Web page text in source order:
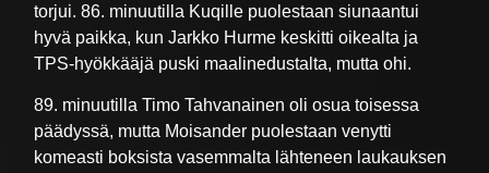
torjui. 86. minuutilla Kuqille puolestaan siunaantui
hyvä paikka, kun Jarkko Hurme keskitti oikealta ja
TPS-hyökkääjä puski maalinedustalta, mutta ohi.
89. minuutilla Timo Tahvanainen oli osua toisessa
päädyssä, mutta Moisander puolestaan venytti
komeasti boksista vasemmalta lähteneen laukauksen